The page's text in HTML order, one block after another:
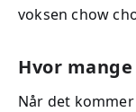
voksen chow
Hvor
Når det